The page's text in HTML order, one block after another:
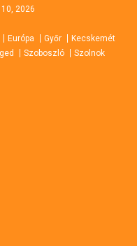
2026
Európa Győr
Kecskemét
Szoboszló Szolnok